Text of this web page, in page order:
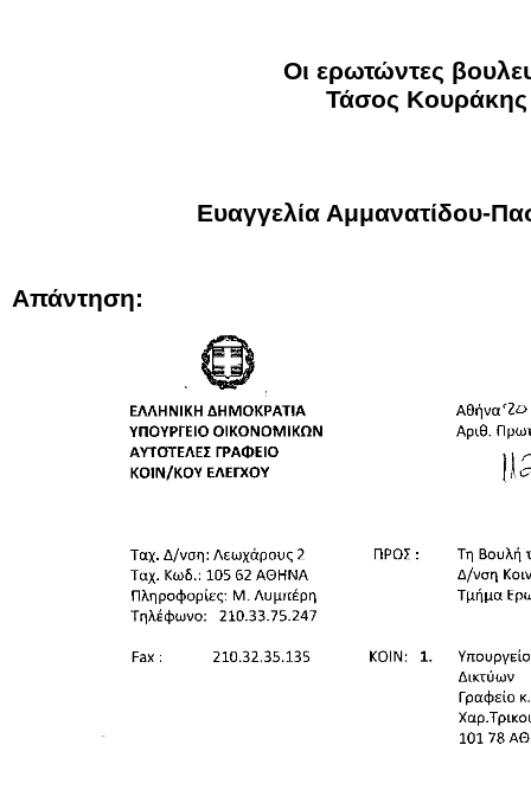
Οι ερωτώντες
Τάσος Κουράκης
Ευαγγελία Αμμανατίδου-
Απάντηση: